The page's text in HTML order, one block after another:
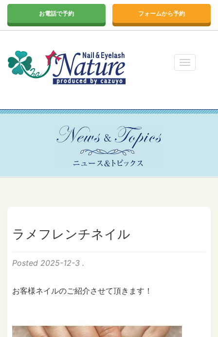
お電話で予約 フォームから予約
ラメフレンチネイル
Posted 2025-12-3 .
お客様ネイルのご紹介させて頂きます！